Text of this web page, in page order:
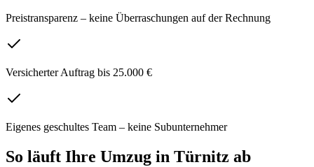
Preistransparenz – keine Überraschungen auf der Rechnung
Versicherter Auftrag bis 25.000 €
Eigenes geschultes Team – keine Subunternehmer
So läuft Ihre Umzug in Türnitz ab